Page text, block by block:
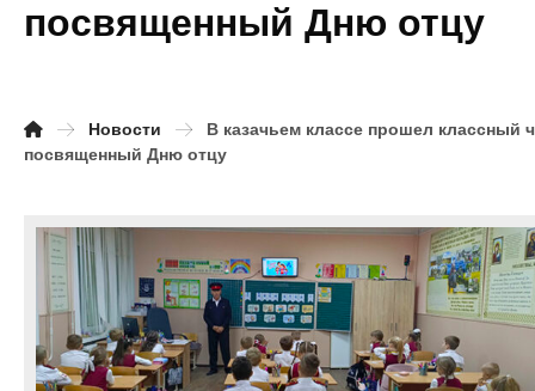
посвященный Дню отцу
Новости
В казачьем классе прошел классный
посвященный Дню отцу